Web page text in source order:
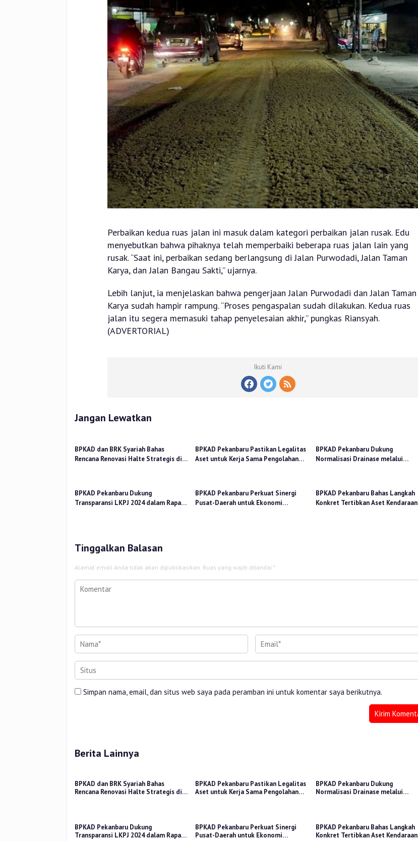
Perbaikan kedua ruas jalan ini masuk dalam kategori perbaikan jalan rusak. Edu
menyebutkan bahwa pihaknya telah memperbaiki beberapa ruas jalan lain yang
rusak. “Saat ini, perbaikan sedang berlangsung di Jalan Purwodadi, Jalan Taman
Karya, dan Jalan Bangau Sakti,” ujarnya.
Lebih lanjut, ia menjelaskan bahwa pengerjaan Jalan Purwodadi dan Jalan Taman
Karya sudah hampir rampung. “Proses pengaspalan sudah dilakukan. Kedua ruas
jalan itu segera memasuki tahap penyelesaian akhir,” pungkas Riansyah.
(ADVERTORIAL)
Ikuti Kami
Jangan Lewatkan
BPKAD dan BRK Syariah Bahas
Rencana Renovasi Halte Strategis di
BPKAD Pekanbaru Pastikan Legalitas
Aset untuk Kerja Sama Pengolahan
BPKAD Pekanbaru Dukung
Normalisasi Drainase melalui
BPKAD Pekanbaru Dukung
Transparansi LKPJ 2024 dalam Rapat
BPKAD Pekanbaru Perkuat Sinergi
Pusat-Daerah untuk Ekonomi
BPKAD Pekanbaru Bahas Langkah
Konkret Tertibkan Aset Kendaraan
Tinggalkan Balasan
Alamat email Anda tidak akan dipublikasikan. Ruas yang wajib ditandai *
Simpan nama, email, dan situs web saya pada peramban ini untuk komentar saya berikutnya.
Berita Lainnya
BPKAD dan BRK Syariah Bahas
Rencana Renovasi Halte Strategis di
BPKAD Pekanbaru Pastikan Legalitas
Aset untuk Kerja Sama Pengolahan
BPKAD Pekanbaru Dukung
Normalisasi Drainase melalui
BPKAD Pekanbaru Dukung
Transparansi LKPJ 2024 dalam Rapat
BPKAD Pekanbaru Perkuat Sinergi
Pusat-Daerah untuk Ekonomi
BPKAD Pekanbaru Bahas Langkah
Konkret Tertibkan Aset Kendaraan